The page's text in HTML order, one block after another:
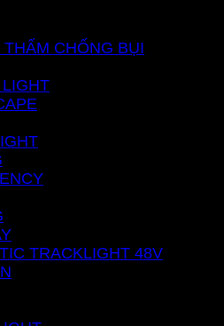
CHỐNG BỤI
TRACKLIGHT 48V